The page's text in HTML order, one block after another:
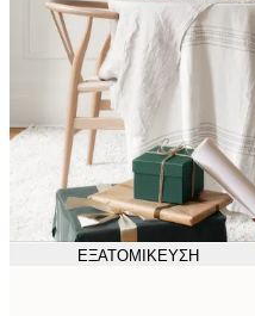
ΕΞΑΤΟΜΊΚΕΥΣΗ